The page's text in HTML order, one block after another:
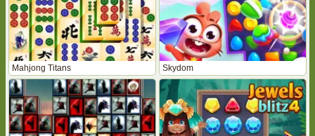
Mahjong Titans Skydom